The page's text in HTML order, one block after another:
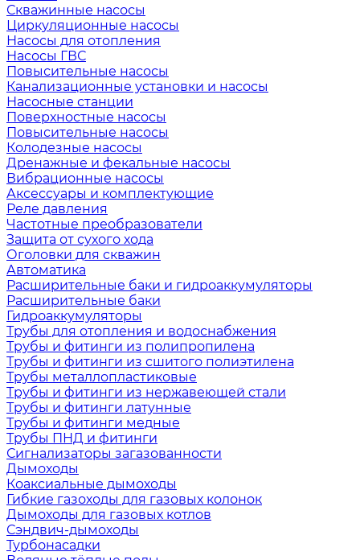
Скважинные насосы
Циркуляционные насосы
Насосы для отопления
Насосы ГВС
Повысительные насосы
Канализационные установки и насосы
Насосные станции
Поверхностные насосы
Повысительные насосы
Колодезные насосы
Дренажные и фекальные насосы
Вибрационные насосы
Аксессуары и комплектующие
Реле давления
Частотные преобразователи
Защита от сухого хода
Оголовки для скважин
Автоматика
Расширительные баки и гидроаккумуляторы
Расширительные баки
Гидроаккумуляторы
Трубы для отопления и водоснабжения
Трубы и фитинги из полипропилена
Трубы и фитинги из сшитого полиэтилена
Трубы металлопластиковые
Трубы и фитинги из нержавеющей стали
Трубы и фитинги латунные
Трубы и фитинги медные
Трубы ПНД и фитинги
Сигнализаторы загазованности
Дымоходы
Коаксиальные дымоходы
Гибкие газоходы для газовых колонок
Дымоходы для газовых котлов
Сэндвич-дымоходы
Турбонасадки